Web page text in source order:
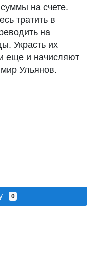
на счете.
тратить в
на
Украсть их
еще и начисляют
Ульянов.
0